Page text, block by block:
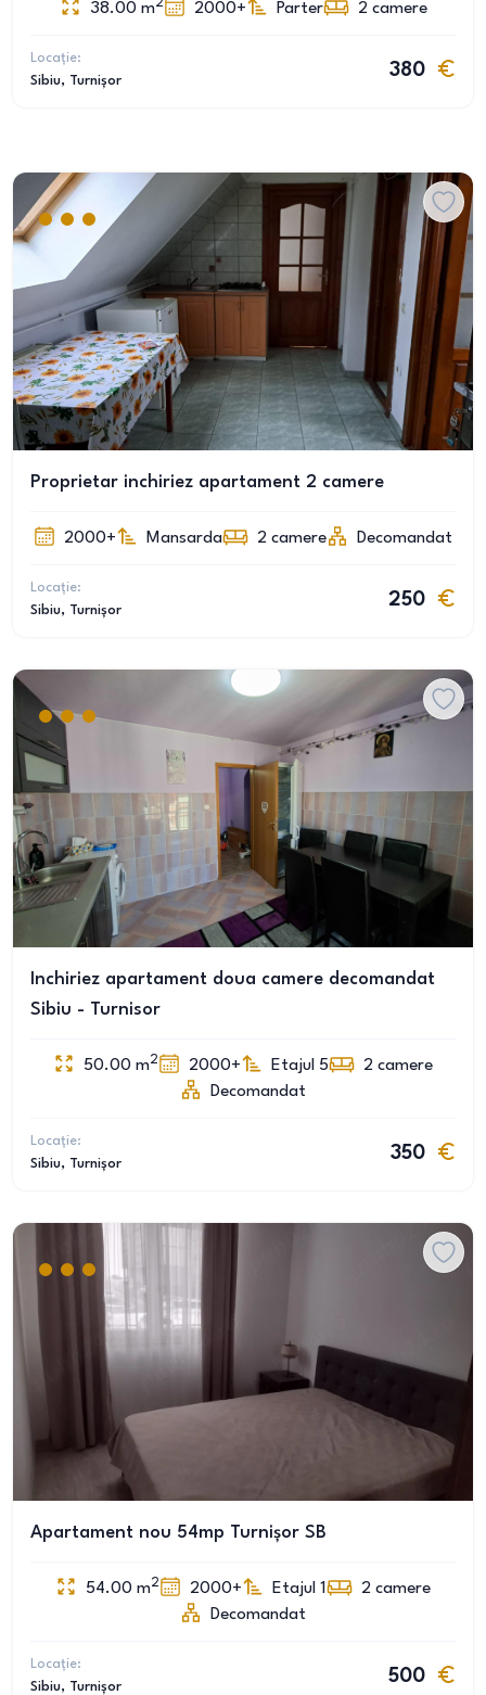
38.00 m2 2000+ Parter 2 camere
Locație:
Sibiu, Turnișor
380
Proprietar inchiriez apartament 2 camere
2000+ Mansarda 2 camere Decomandat
Locație:
Sibiu, Turnișor
250
Inchiriez apartament doua camere decomandat
Sibiu - Turnisor
50.00 m2 2000+ Etajul 5 2 camere
Decomandat
Locație:
Sibiu, Turnișor
350
Apartament nou 54mp Turnișor SB
54.00 m2 2000+ Etajul 1 2 camere
Decomandat
Locație:
Sibiu, Turnișor
500